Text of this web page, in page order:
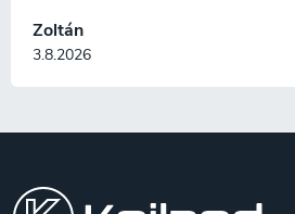
Zoltán
3.8.2026